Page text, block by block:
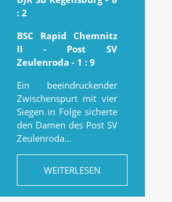
: 2
BSC Rapid Chemnitz
II - Post SV
Zeulenroda - 1 : 9
Ein beeindruckender
Zwischenspurt mit vier
Siegen in Folge sicherte
den Damen des Post SV
Zeulenroda…
WEITERLESEN